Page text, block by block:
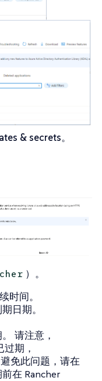
& secrets。
）。
时间。
日期。
请注意，
期，
免此问题，请在
在 Rancher